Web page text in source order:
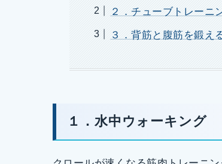
２．チューブトレーニ
３．背筋と腹筋を鍛え
１．水中ウォーキング